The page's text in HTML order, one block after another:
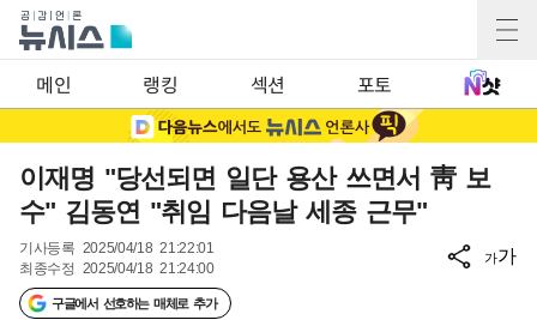
메인 랭킹 섹션 포토
이재명 "당선되면 일단 용산 쓰면서 靑 보
수" 김동연 "취임 다음날 세종 근무"
기사등록 2025/04/18 21:22:01
최종수정 2025/04/18 21:24:00
구글에서 선호하는 매체로 추가
가가